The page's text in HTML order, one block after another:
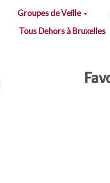
Groupes de Veille
Tous Dehors à Bruxelles